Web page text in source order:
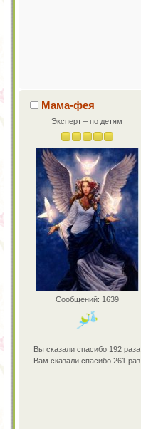
Мама-фея
Эксперт – по детям
Сообщений: 1639
Вы сказали спасибо 192 раза
Вам сказали спасибо 261 раз